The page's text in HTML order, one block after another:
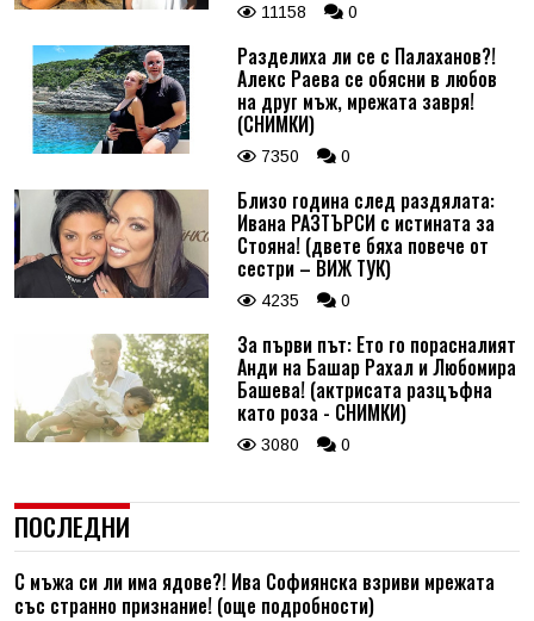
11158 0
Разделиха ли се с Палаханов?!
Алекс Раева се обясни в любов
на друг мъж, мрежата завря!
(СНИМКИ)
7350 0
Близо година след раздялата:
Ивана РАЗТЪРСИ с истината за
Стояна! (двете бяха повече от
сестри – ВИЖ ТУК)
4235 0
За първи път: Ето го порасналият
Анди на Башар Рахал и Любомира
Башева! (актрисата разцъфна
като роза - СНИМКИ)
3080 0
ПОСЛЕДНИ
С мъжа си ли има ядове?! Ива Софиянска взриви мрежата
със странно признание! (още подробности)